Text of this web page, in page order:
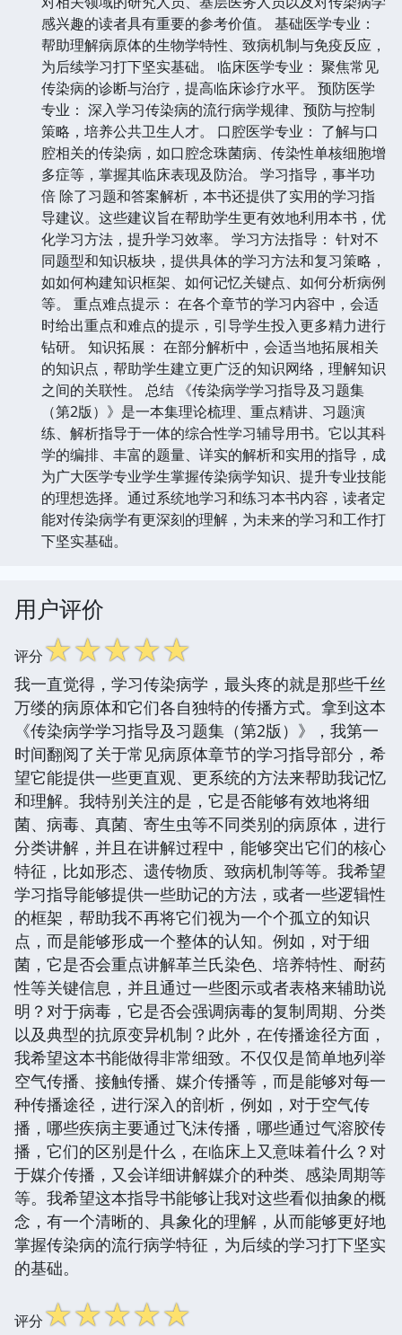
感兴趣的读者具有重要的参考价值。 基础医学专业：
帮助理解病原体的生物学特性、致病机制与免疫反应，
为后续学习打下坚实基础。 临床医学专业： 聚焦常见
传染病的诊断与治疗，提高临床诊疗水平。 预防医学
专业： 深入学习传染病的流行病学规律、预防与控制
策略，培养公共卫生人才。 口腔医学专业： 了解与口
腔相关的传染病，如口腔念珠菌病、传染性单核细胞增
多症等，掌握其临床表现及防治。 学习指导，事半功
倍 除了习题和答案解析，本书还提供了实用的学习指
导建议。这些建议旨在帮助学生更有效地利用本书，优
化学习方法，提升学习效率。 学习方法指导： 针对不
同题型和知识板块，提供具体的学习方法和复习策略，
如如何构建知识框架、如何记忆关键点、如何分析病例
等。 重点难点提示： 在各个章节的学习内容中，会适
时给出重点和难点的提示，引导学生投入更多精力进行
钻研。 知识拓展： 在部分解析中，会适当地拓展相关
的知识点，帮助学生建立更广泛的知识网络，理解知识
之间的关联性。 总结 《传染病学学习指导及习题集
（第2版）》是一本集理论梳理、重点精讲、习题演
练、解析指导于一体的综合性学习辅导用书。它以其科
学的编排、丰富的题量、详实的解析和实用的指导，成
为广大医学专业学生掌握传染病学知识、提升专业技能
的理想选择。通过系统地学习和练习本书内容，读者定
能对传染病学有更深刻的理解，为未来的学习和工作打
下坚实基础。
用户评价
评分☆☆☆☆☆
我一直觉得，学习传染病学，最头疼的就是那些千丝
万缕的病原体和它们各自独特的传播方式。拿到这本
《传染病学学习指导及习题集（第2版）》，我第一
时间翻阅了关于常见病原体章节的学习指导部分，希
望它能提供一些更直观、更系统的方法来帮助我记忆
和理解。我特别关注的是，它是否能够有效地将细
菌、病毒、真菌、寄生虫等不同类别的病原体，进行
分类讲解，并且在讲解过程中，能够突出它们的核心
特征，比如形态、遗传物质、致病机制等等。我希望
学习指导能够提供一些助记的方法，或者一些逻辑性
的框架，帮助我不再将它们视为一个个孤立的知识
点，而是能够形成一个整体的认知。例如，对于细
菌，它是否会重点讲解革兰氏染色、培养特性、耐药
性等关键信息，并且通过一些图示或者表格来辅助说
明？对于病毒，它是否会强调病毒的复制周期、分类
以及典型的抗原变异机制？此外，在传播途径方面，
我希望这本书能做得非常细致。不仅仅是简单地列举
空气传播、接触传播、媒介传播等，而是能够对每一
种传播途径，进行深入的剖析，例如，对于空气传
播，哪些疾病主要通过飞沫传播，哪些通过气溶胶传
播，它们的区别是什么，在临床上又意味着什么？对
于媒介传播，又会详细讲解媒介的种类、感染周期等
等。我希望这本指导书能够让我对这些看似抽象的概
念，有一个清晰的、具象化的理解，从而能够更好地
掌握传染病的流行病学特征，为后续的学习打下坚实
的基础。
评分☆☆☆☆☆